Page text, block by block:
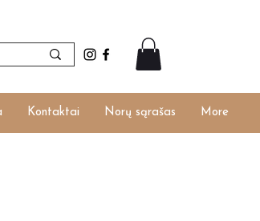
Kontaktai Norų sąrašas More